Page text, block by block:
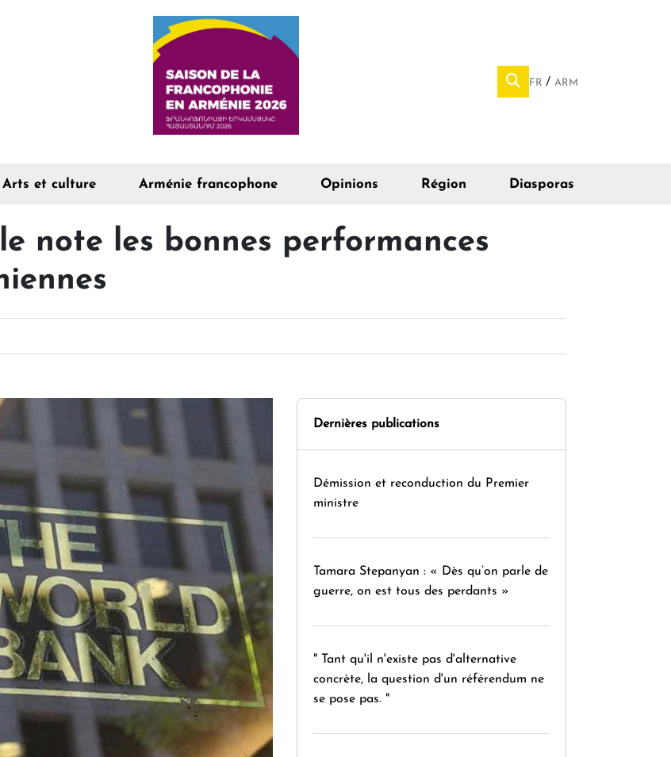
FR ARM
Arts et culture Arménie francophone Opinions Région Diasporas
note les bonnes performances
Dernières publications
Démission et reconduction du Premier
ministre
Tamara Stepanyan : « Dès qu’on parle de
guerre, on est tous des perdants »
" Tant qu'il n'existe pas d'alternative
concrète, la question d'un référendum ne
se pose pas. "